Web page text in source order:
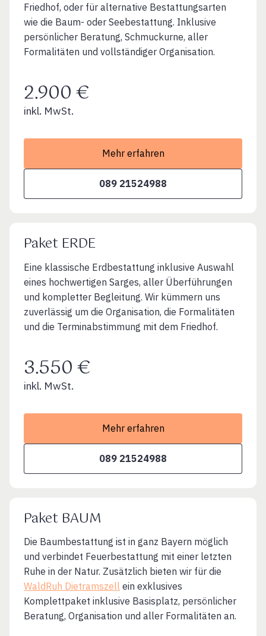
Friedhof, oder für alternative Bestattungsarten
wie die Baum- oder Seebestattung. Inklusive
persönlicher Beratung, Schmuckurne, aller
Formalitäten und vollständiger Organisation.
2.900 €
inkl. MwSt.
Mehr erfahren
089 21524988
Paket ERDE
Eine klassische Erdbestattung inklusive Auswahl
eines hochwertigen Sarges, aller Überführungen
und kompletter Begleitung. Wir kümmern uns
zuverlässig um die Organisation, die Formalitäten
und die Terminabstimmung mit dem Friedhof.
3.550 €
inkl. MwSt.
Mehr erfahren
089 21524988
Paket BAUM
Die Baumbestattung ist in ganz Bayern möglich
und verbindet Feuerbestattung mit einer letzten
Ruhe in der Natur. Zusätzlich bieten wir für die
WaldRuh Dietramszell ein exklusives
Komplettpaket inklusive Basisplatz, persönlicher
Beratung, Organisation und aller Formalitäten an.